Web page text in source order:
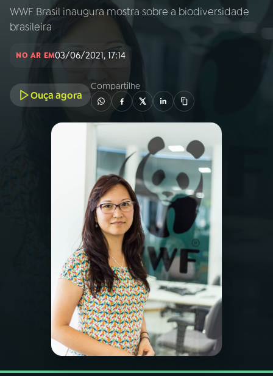
01INÍCIO
PROGRAMAÇÃO
PROGRAMAS
PODCASTS
VIDEOCASTS
ÚLTIMAS
FESTIVAL DE MÚSICA
ACOMPANHE A RÁDIO NACIONAL
WWF Brasil inaugura mostra sobre a biodiversidade
brasileira
NO AR EM03/06/2021, 17:14
Ouça agora
Compartilhe